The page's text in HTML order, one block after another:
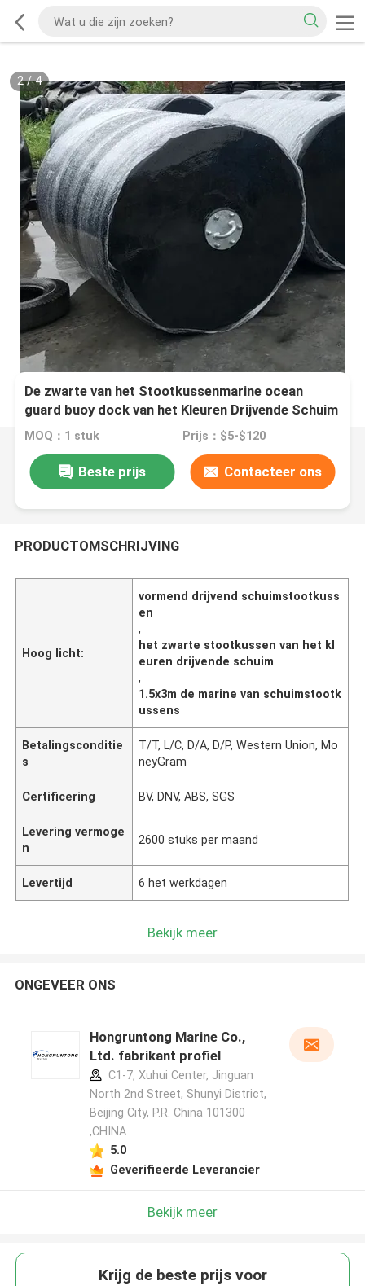
2/4
De zwarte van het Stootkussenmarine ocean
guard buoy dock van het Kleuren Drijvende Schuim
Schepen van de de Veiligheidsboot
MOQ：1 stuk Prijs：$5-$120
Beste prijs Contacteer ons
PRODUCTOMSCHRIJVING
Hoog licht:
vormend drijvend schuimstootkuss
en
,
het zwarte stootkussen van het kl
euren drijvende schuim
,
1.5x3m de marine van schuimstootk
ussens
Betalingsconditie
s
T/T, L/C, D/A, D/P, Western Union, Mo
neyGram
Certificering BV, DNV, ABS, SGS
Levering vermoge
n
2600 stuks per maand
Levertijd 6 het werkdagen
Bekijk meer
ONGEVEER ONS
Hongruntong Marine Co.,
Ltd. fabrikant profiel
C1-7, Xuhui Center, Jinguan
North 2nd Street, Shunyi District,
Beijing City, P.R. China 101300
,CHINA
5.0
Geverifieerde Leverancier
Bekijk meer
Krijg de beste prijs voor